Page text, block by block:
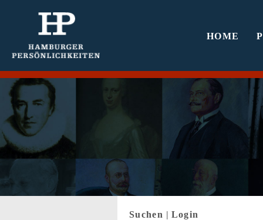
HOME
Suchen | Login